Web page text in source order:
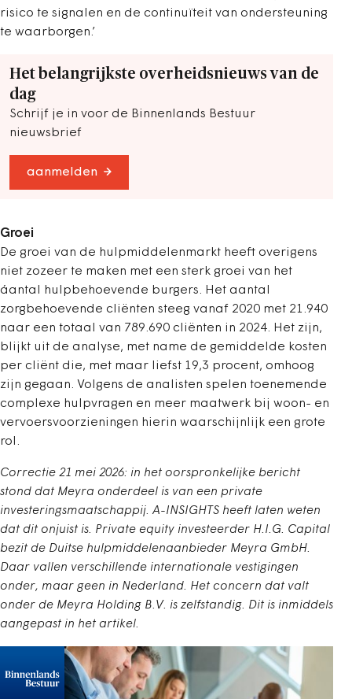
risico te signalen en de continuïteit van ondersteuning
te waarborgen.’
Het belangrijkste overheidsnieuws van de
dag
Schrijf je in voor de Binnenlands Bestuur
nieuwsbrief
aanmelden
Groei
De groei van de hulpmiddelenmarkt heeft overigens
niet zozeer te maken met een sterk groei van het
áantal hulpbehoevende burgers. Het aantal
zorgbehoevende cliënten steeg vanaf 2020 met 21.940
naar een totaal van 789.690 cliënten in 2024. Het zijn,
blijkt uit de analyse, met name de gemiddelde kosten
per cliënt die, met maar liefst 19,3 procent, omhoog
zijn gegaan. Volgens de analisten spelen toenemende
complexe hulpvragen en meer maatwerk bij woon- en
vervoersvoorzieningen hierin waarschijnlijk een grote
rol.
Correctie 21 mei 2026: in het oorspronkelijke bericht
stond dat Meyra onderdeel is van een private
investeringsmaatschappij. A-INSIGHTS heeft laten weten
dat dit onjuist is. Private equity investeerder H.I.G. Capital
bezit de Duitse hulpmiddelenaanbieder Meyra GmbH.
Daar vallen verschillende internationale vestigingen
onder, maar geen in Nederland. Het concern dat valt
onder de Meyra Holding B.V. is zelfstandig. Dit is inmiddels
aangepast in het artikel.